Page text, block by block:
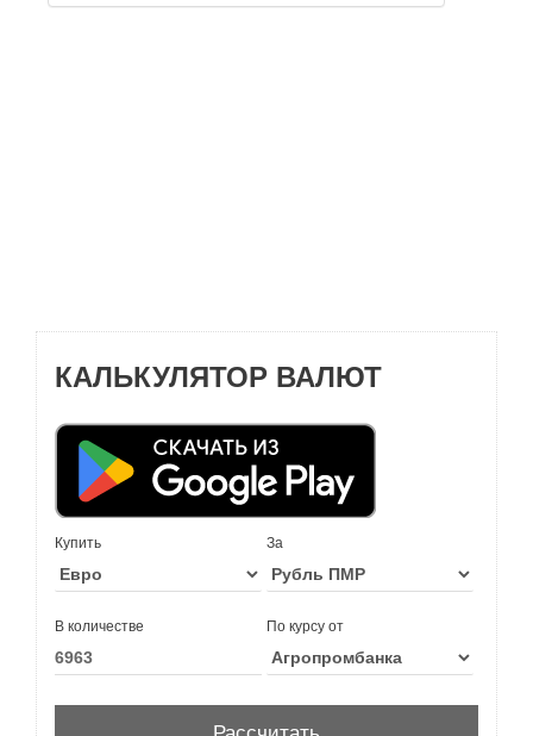
КАЛЬКУЛЯТОР ВАЛЮТ
Купить За
В количестве По курсу от